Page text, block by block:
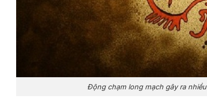
Động chạm long mạch gây ra